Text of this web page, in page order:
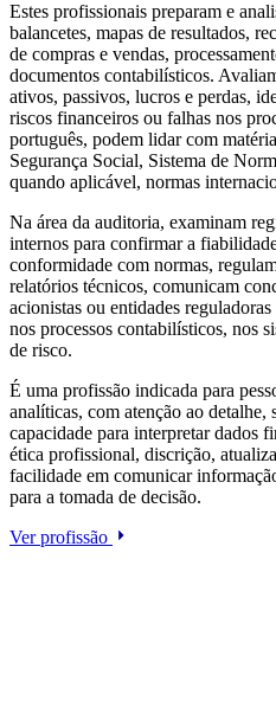
Estes profissionais preparam e
balancetes, mapas de resultados,
de compras e vendas,
documentos contabilísticos.
ativos, passivos, lucros e perdas,
riscos financeiros ou falhas nos
português, podem lidar com
Segurança Social, Sistema de
quando aplicável, normas
Na área da auditoria, examinam
internos para confirmar a
conformidade com normas,
relatórios técnicos, comunicam
acionistas ou entidades
nos processos contabilísticos, nos
de risco.
É uma profissão indicada para
analíticas, com atenção ao detalhe,
capacidade para interpretar dados
ética profissional, discrição,
facilidade em comunicar
para a tomada de decisão.
Ver profissão